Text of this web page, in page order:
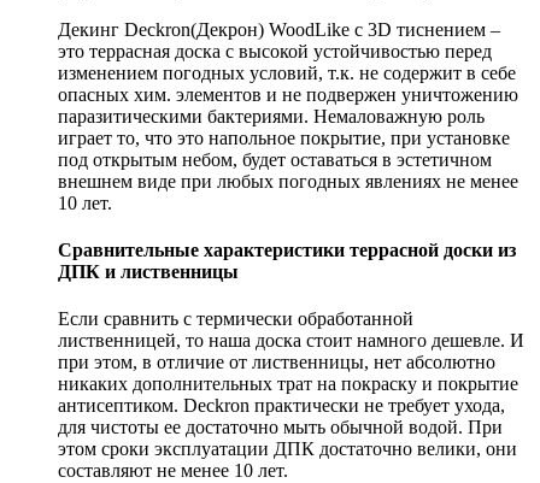
Декинг Deckron(Декрон) WoodLike с 3D тиснением –
это террасная доска с высокой устойчивостью перед
изменением погодных условий, т.к. не содержит в себе
опасных хим. элементов и не подвержен уничтожению
паразитическими бактериями. Немаловажную роль
играет то, что это напольное покрытие, при установке
под открытым небом, будет оставаться в эстетичном
внешнем виде при любых погодных явлениях не менее
10 лет.
Сравнительные характеристики террасной доски из
ДПК и лиственницы
Если сравнить с термически обработанной
лиственницей, то наша доска стоит намного дешевле. И
при этом, в отличие от лиственницы, нет абсолютно
никаких дополнительных трат на покраску и покрытие
антисептиком. Deckron практически не требует ухода,
для чистоты ее достаточно мыть обычной водой. При
этом сроки эксплуатации ДПК достаточно велики, они
составляют не менее 10 лет.